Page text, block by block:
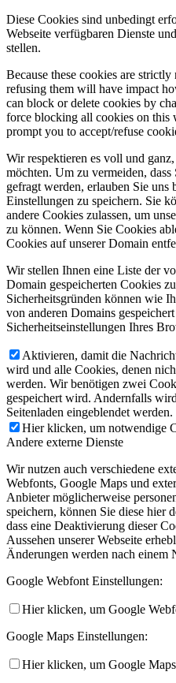
Diese Cookies sind unbedingt
Webseite verfügbaren Dienste
stellen.
Because these cookies are
refusing them will have impact
can block or delete cookies by
force blocking all cookies on
prompt you to accept/refuse
Wir respektieren es voll und
möchten. Um zu vermeiden,
gefragt werden, erlauben Sie
Einstellungen zu speichern. Sie
andere Cookies zulassen, um
zu können. Wenn Sie Cookies
Cookies auf unserer Domain
Wir stellen Ihnen eine Liste der
Domain gespeicherten Cookies
Sicherheitsgründen können wie
von anderen Domains
Sicherheitseinstellungen Ihres
Aktivieren, damit die
wird und alle Cookies, denen
werden. Wir benötigen zwei
gespeichert wird. Andernfalls
Seitenladen eingeblendet werden.
Hier klicken, um notwendige
Andere externe Dienste
Wir nutzen auch verschiedene
Webfonts, Google Maps und
Anbieter möglicherweise
speichern, können Sie diese hier
dass eine Deaktivierung dieser
Aussehen unserer Webseite
Änderungen werden nach einem
Google Webfont Einstellungen:
Hier klicken, um Google
Google Maps Einstellungen:
Hier klicken, um Google